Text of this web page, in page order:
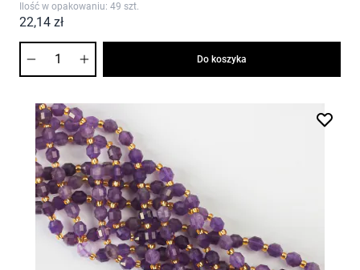
Ilość w opakowaniu: 49 szt.
22,14 zł
Do koszyka